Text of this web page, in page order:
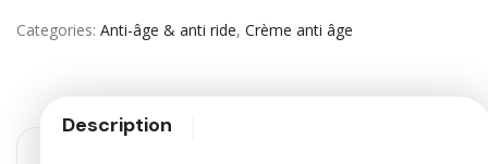
Categories Anti-âge & anti ride, Crème anti âge
Description